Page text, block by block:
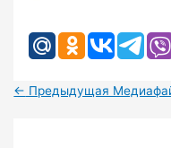
← Предыдущая